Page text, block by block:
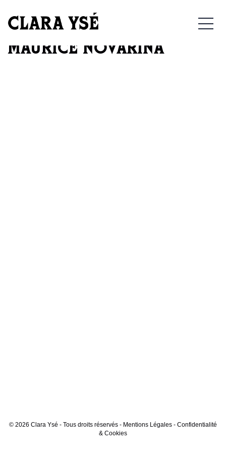
26/02/2025 – THONON-
LES-BAINS – THEATRE
MAURICE NOVARINA
© 2026 Clara Ysé - Tous droits réservés - Mentions Légales - Confidentialité
& Cookies